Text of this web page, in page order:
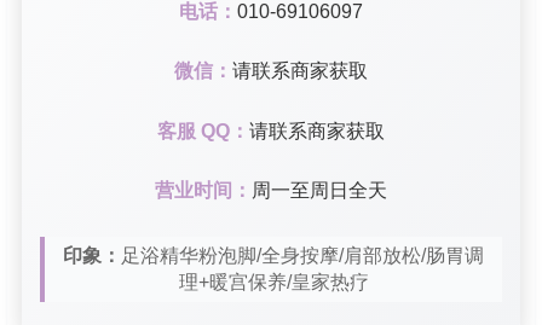
电话： 010-69106097
微信： 请联系商家获取
客服 QQ： 请联系商家获取
营业时间： 周一至周日全天
印象： 足浴精华粉泡脚/全身按摩/肩部放松/肠胃调
理+暖宫保养/皇家热疗